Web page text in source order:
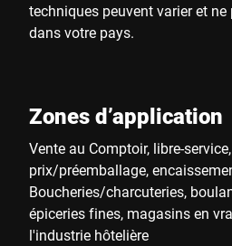
techniques peuvent varier et
dans votre pays.
Zones d’application
Vente au Comptoir, libre-
prix/préemballage,
Boucheries/charcuteries,
épiceries fines, magasins en
l'industrie hôtelière